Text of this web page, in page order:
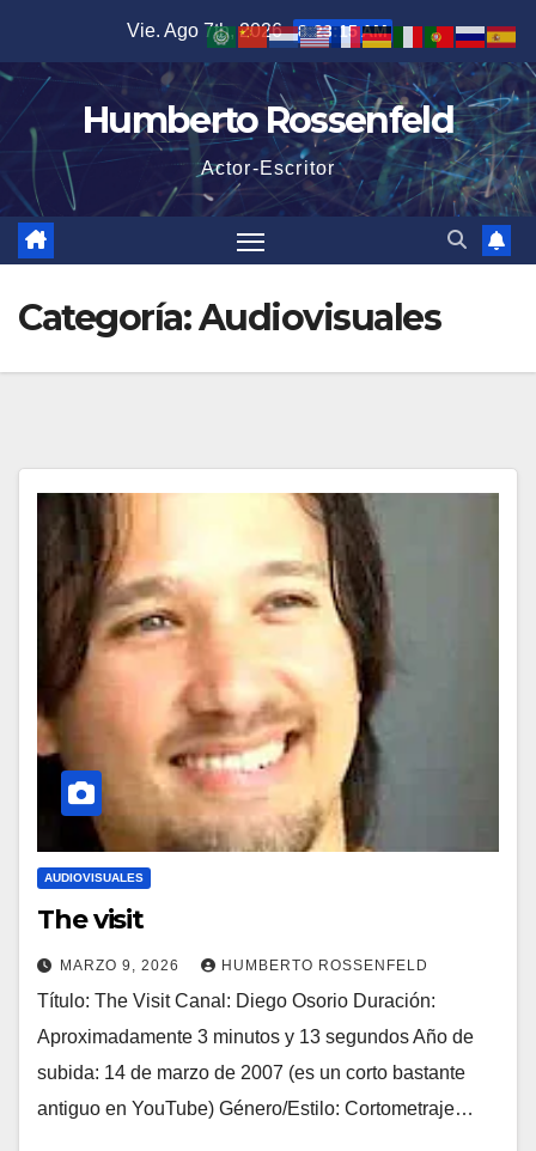
contenido
Vie. Ago 7th, 2026 8:23:16 AM
Humberto Rossenfeld
Actor-Escritor
Categoría:Audiovisuales
AUDIOVISUALES
The visit
MARZO 9, 2026 HUMBERTO ROSSENFELD
Título: The Visit Canal: Diego Osorio Duración:
Aproximadamente 3 minutos y 13 segundos Año de
subida: 14 de marzo de 2007 (es un corto bastante
antiguo en YouTube) Género/Estilo: Cortometraje…